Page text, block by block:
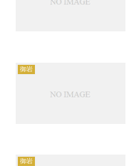
御岩
御岩